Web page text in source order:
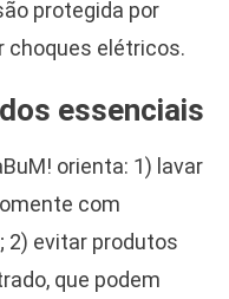
protegida por
choques elétricos.
essenciais
orienta: 1) lavar
com
2) evitar produtos
que podem